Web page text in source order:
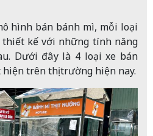
hình bán bánh mì, mỗi loại
thiết kế với những tính năng
Dưới đây là 4 loại xe bán
trên thị trường hiện nay.